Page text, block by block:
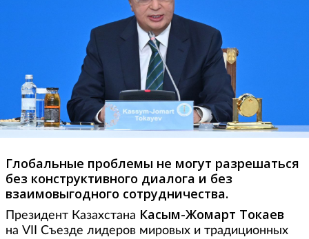
Глобальные проблемы не могут разрешаться
без конструктивного диалога и без
взаимовыгодного сотрудничества.
Президент Казахстана Касым-Жомарт Токаев
на VII Съезде лидеров мировых и традиционных